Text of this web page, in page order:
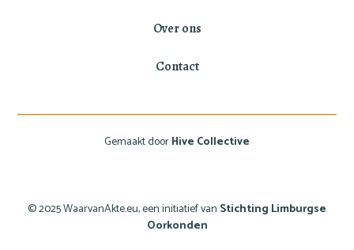
Over ons
Contact
© 2025 WaarvanAkte.eu, een initiatief van Stichting Limburgse
Oorkonden
Gemaakt doorHive Collective